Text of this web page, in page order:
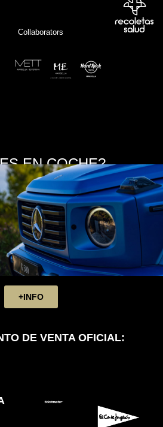
Collaborators
EN COCHE?
+INFO
DE VENTA OFICIAL: